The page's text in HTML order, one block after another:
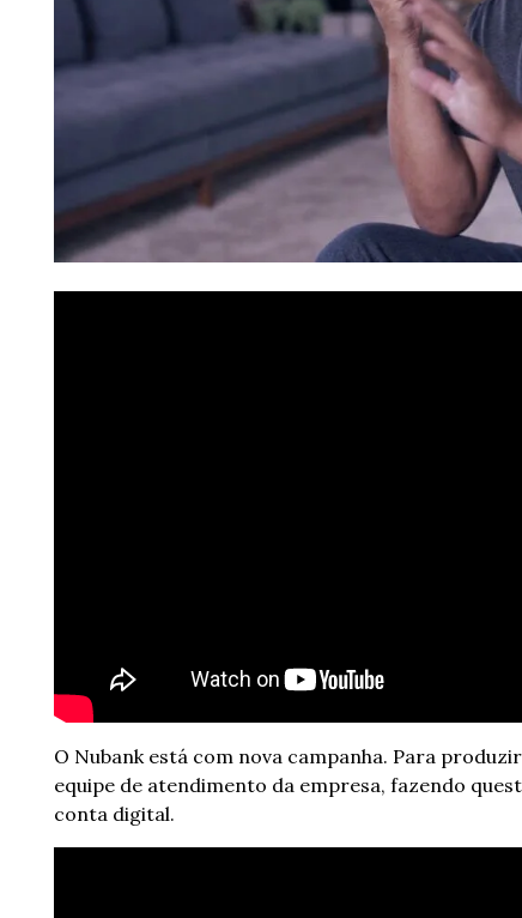
O Nubank está com nova campanha. Para
equipe de atendimento da empresa, fazendo
conta digital.